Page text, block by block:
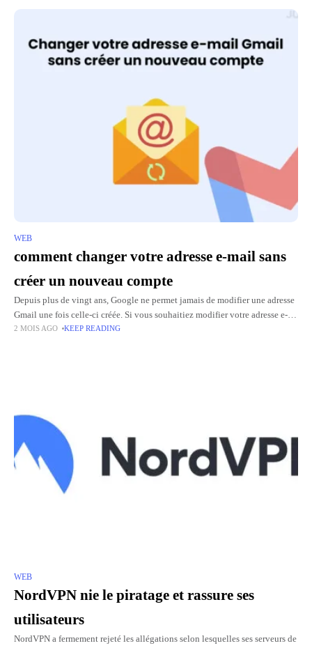
WEB
comment changer votre adresse e-mail sans
créer un nouveau compte
Depuis plus de vingt ans, Google ne permet jamais de modifier une adresse
Gmail une fois celle-ci créée. Si vous souhaitiez modifier votre adresse e-
mail, vous deviez créer un nouveau
2 MOIS AGO KEEP READING
WEB
NordVPN nie le piratage et rassure ses
utilisateurs
NordVPN a fermement rejeté les allégations selon lesquelles ses serveurs de